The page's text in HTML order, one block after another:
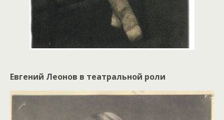
Евгений Леонов в театральной роли